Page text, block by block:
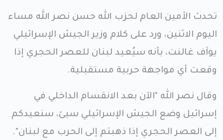
تحدث الأمين العام لحزب الله حسن نصر الله مساء
اليوم الاثنين، ورد على كلام وزير الجيش الإسرائيلي
يوآف غالنت، بأنه سيُعيد لبنان للعصر الحجري إذا
وقعت أي مواجهة حربية مستقبلية.
وقال نصر الله "الآن بعد الانقسام الداخلي في
إسرائيل وضع الجيش الإسرائيلي سيئ، سنعيدكم
إلى العصر الحجري إذا ذهبتم إلى الحرب مع لبنان".